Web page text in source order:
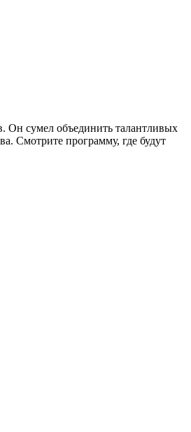
Он сумел объединить талантливых
Смотрите программу, где будут